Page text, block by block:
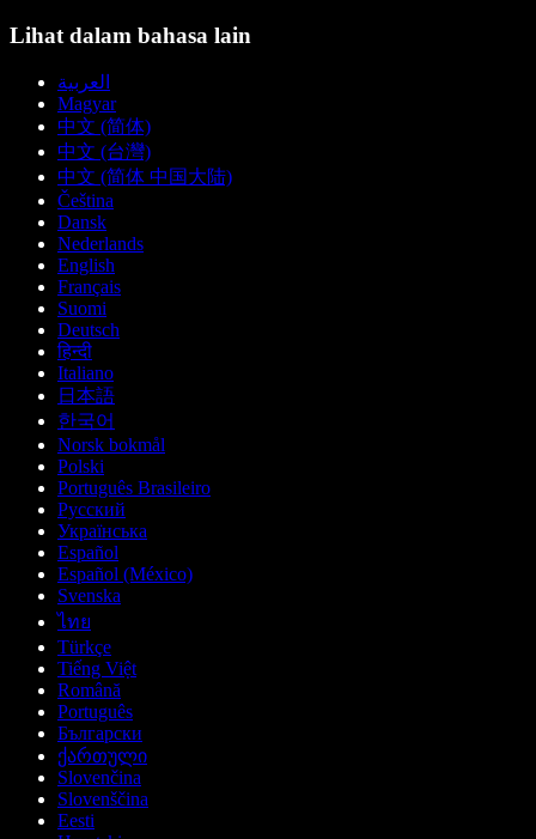
Lihat dalam bahasa lain
العربية
Magyar
中文 (简体)
中文 (台灣)
中文 (简体 中国大陆)
Čeština
Dansk
Nederlands
English
Français
Suomi
Deutsch
हिन्दी
Italiano
日本語
한국어
Norsk bokmål
Polski
Português Brasileiro
Русский
Українська
Español
Español (México)
Svenska
ไทย
Türkçe
Tiếng Việt
Română
Português
Български
ქართული
Slovenčina
Slovenščina
Eesti